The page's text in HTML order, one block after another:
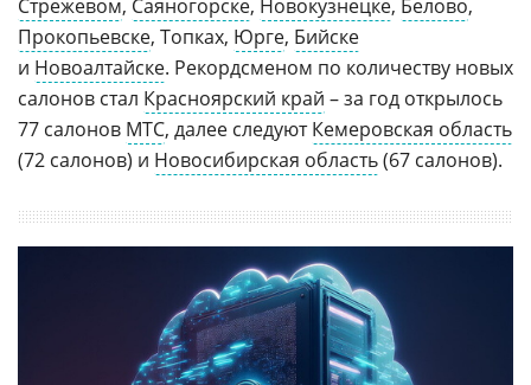
Стрежевом, Саяногорске, Новокузнецке, Белово,
Прокопьевске, Топках, Юрге, Бийске
и Новоалтайске. Рекордсменом по количеству новых
салонов стал Красноярский край – за год открылось
77 салонов МТС, далее следуютКемеровская область
(72 салонов) и Новосибирская область(67 салонов).